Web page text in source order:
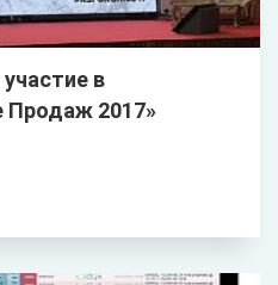
в
Продаж 2017»